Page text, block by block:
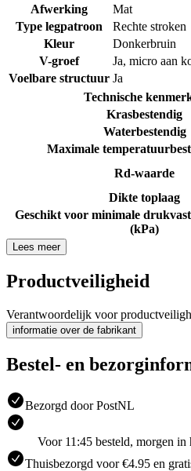
Afwerking
Mat
Type legpatroon
Rechte stroken
Kleur
Donkerbruin
V-groef
Ja, micro aan
Voelbare structuur Ja
Technische
Krasbestendig
Waterbestendig
Maximale
Rd-waarde
Dikte toplaag
Geschikt voor minimale
(kPa)
Lees meer
Productveiligheid
Verantwoordelijk voor
informatie over de fabrikant
Bestel- en
Bezorgd door PostNL
Voor 11:45 besteld, morgen in
Thuisbezorgd voor €4.95 en